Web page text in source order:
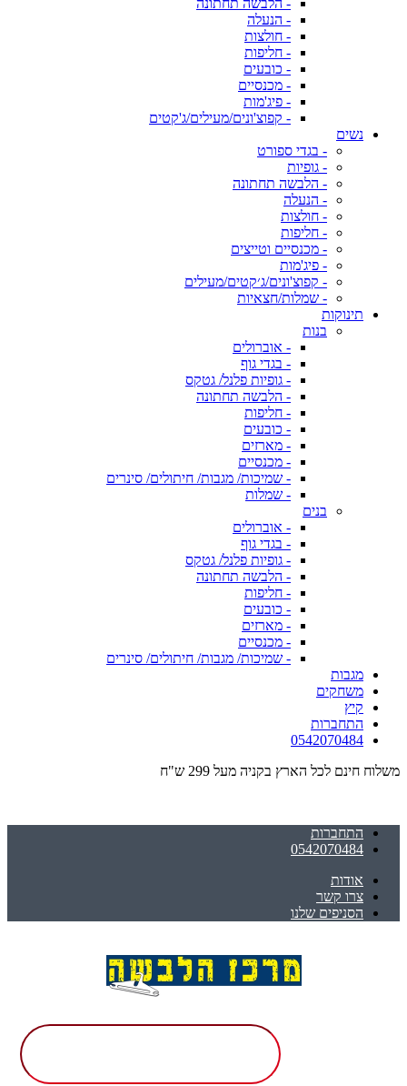
- הלבשה תחתונה
- הנעלה
- חולצות
- חליפות
- כובעים
- מכנסיים
- פיג'מות
- קפוצ'ונים/מעילים/ג'קטים
נשים
- בגדי ספורט
- גופיות
- הלבשה תחתונה
- הנעלה
- חולצות
- חליפות
- מכנסיים וטייצים
- פיג'מות
- קפוצ'ונים/ג׳קטים/מעילים
- שמלות/חצאיות
תינוקות
בנות
- אוברולים
- בגדי גוף
- גופיות פלנל/ גטקס
- הלבשה תחתונה
- חליפות
- כובעים
- מארזים
- מכנסיים
- שמיכות/ מגבות/ חיתולים/ סינרים
- שמלות
בנים
- אוברולים
- בגדי גוף
- גופיות פלנל/ גטקס
- הלבשה תחתונה
- חליפות
- כובעים
- מארזים
- מכנסיים
- שמיכות/ מגבות/ חיתולים/ סינרים
מגבות
משחקים
קיץ
התחברות
0542070484
משלוח חינם לכל הארץ בקניה מעל 299 ש"ח
התחברות
0542070484
אודות
צרו קשר
הסניפים שלנו